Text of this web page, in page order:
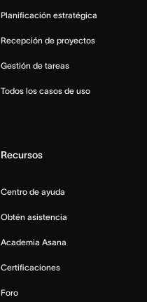
Planificación estratégica
Recepción de proyectos
Gestión de tareas
Todos los casos de uso
Recursos
Centro de ayuda
Obtén asistencia
Academia Asana
Certificaciones
Foro